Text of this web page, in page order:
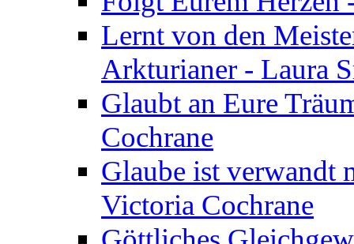
Lernt von den
Arkturianer - Laura
Glaubt an Eure
Cochrane
Glaube ist verwandt
Victoria Cochrane